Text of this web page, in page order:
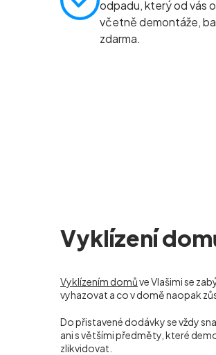
odpadu, který od vás
včetně demontáže,
zdarma.
Vyklízení
Vyklízením domůve Vlašimi se
vyhazovat a co v domě naopak
Do přistavené dodávky se vždy
ani s většími předměty, které
zlikvidovat.